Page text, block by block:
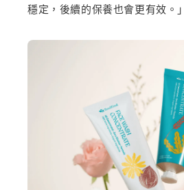
穩定，後續的保養也會更有效。」